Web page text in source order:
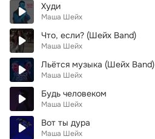
Худи
Маша Шейх
Что, если? (Шейх Band)
Маша Шейх
Льётся музыка (Шейх Band)
Маша Шейх
Будь человеком
Маша Шейх
Вот ты дура
Маша Шейх